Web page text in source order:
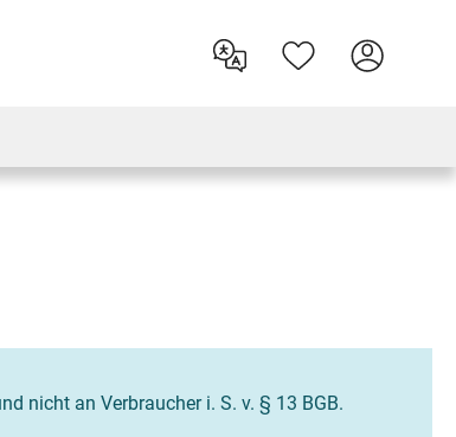
nicht an Verbraucher i. S. v. § 13 BGB.